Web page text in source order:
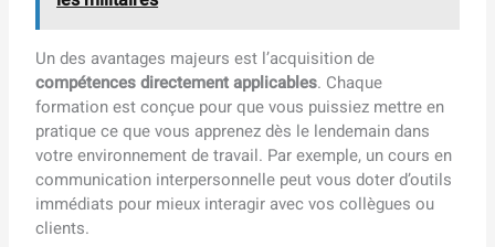
Un des avantages majeurs est l’acquisition de
compétences directement applicables. Chaque
formation est conçue pour que vous puissiez mettre en
pratique ce que vous apprenez dès le lendemain dans
votre environnement de travail. Par exemple, un cours en
communication interpersonnelle peut vous doter d’outils
immédiats pour mieux interagir avec vos collègues ou
clients.